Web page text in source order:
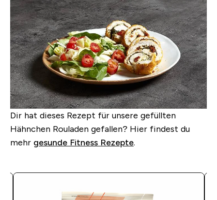
Dir hat dieses Rezept für unsere gefüllten
Hähnchen Rouladen gefallen?Hier findest du
mehr gesunde Fitness Rezepte.